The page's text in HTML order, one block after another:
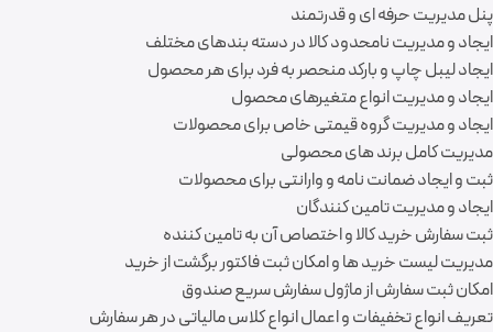
پنل مدیریت حرفه ای و قدرتمند
ایجاد و مدیریت نامحدود کالا در دسته بندهای مختلف
ایجاد لیبل چاپ و بارکد منحصر به فرد برای هر محصول
ایجاد و مدیریت انواع متغیرهای محصول
ایجاد و مدیریت گروه قیمتی خاص برای محصولات
مدیریت کامل برند های محصولی
ثبت و ایجاد ضمانت نامه و وارانتی برای محصولات
ایجاد و مدیریت تامین کنندگان
ثبت سفارش خرید کالا و اختصاص آن به تامین کننده
مدیریت لیست خرید ها و امکان ثبت فاکتور برگشت از خرید
امکان ثبت سفارش از ماژول سفارش سریع صندوق
تعریف انواع تخفیفات و اعمال انواع کلاس مالیاتی در هر سفارش